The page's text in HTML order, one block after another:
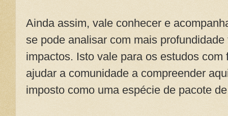
Ainda assim, vale conhecer e
se pode analisar com mais
impactos. Isto vale para os estudos
ajudar a comunidade a compreender
imposto como uma espécie de pacote